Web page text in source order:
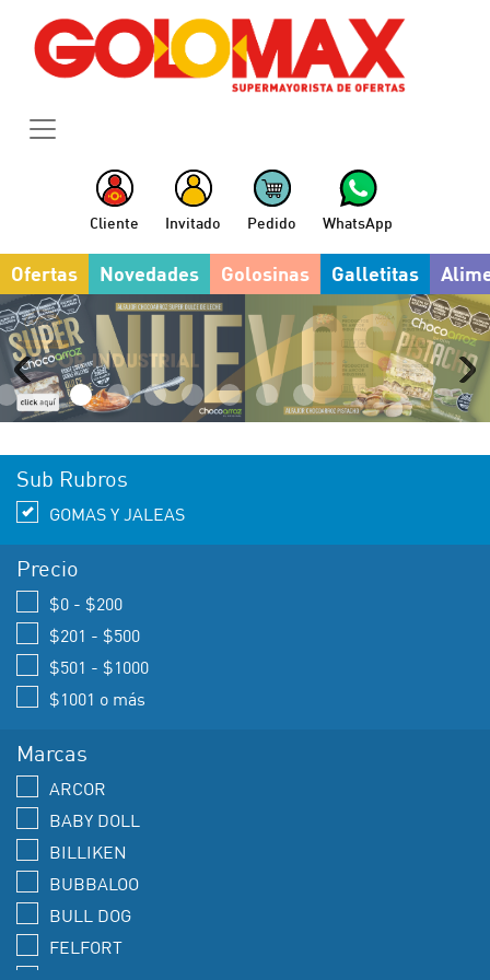
Cliente Invitado Pedido WhatsApp
Ofertas Novedades Golosinas Galletitas
Sub Rubros
GOMAS Y JALEAS
Precio
$0 - $200
$201 - $500
$501 - $1000
$1001 o más
Marcas
ARCOR
BABY DOLL
BILLIKEN
BUBBALOO
BULL DOG
FELFORT